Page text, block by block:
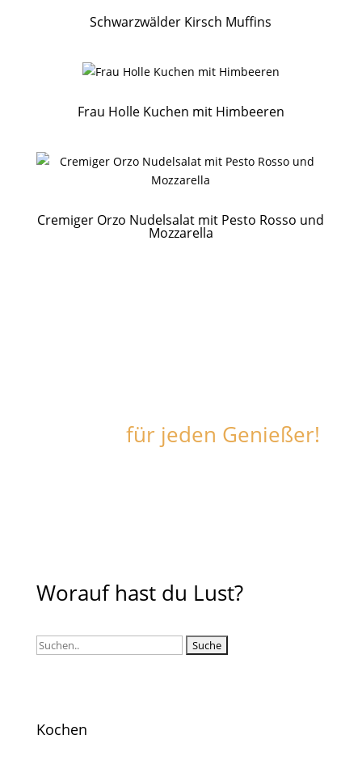
Schwarzwälder Kirsch Muffins
Frau Holle Kuchen mit Himbeeren
Cremiger Orzo Nudelsalat mit Pesto Rosso und
Mozzarella
Rezeptefür jeden Genießer!
Worauf hast du Lust?
Suchen
Kochen